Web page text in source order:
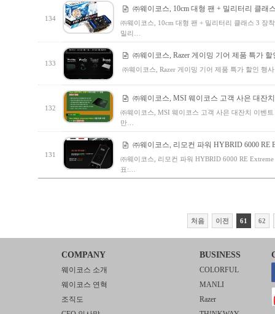
134
㈜웨이코스, 10cm 대형 팬 + 밀리터리 클래
㈜웨이코스, 10cm 대형 팬 + 밀리터리 클래스 3 장
밀리…
133
㈜웨이코스, Razer 게이밍 기어 제품 특가
㈜웨이코스, Razer 게이밍 기어 제품 특가 할인
132
㈜웨이코스, MSI 웨이코스 고객 사은 대잔
㈜웨이코스, MSI 웨이코스 고객 사은 대잔치 이벤
만…
131
㈜웨이코스, 리모컨 파워 HYBRID 6000 RE
㈜웨이코스, 리모컨 파워 HYBRID 6000 RE
표:…
처음 이전 61 62
COMPANY
웨이코스 소개
웨이코스 연혁
조직도
BUSINESS
COLORFUL
MANLI
Razer